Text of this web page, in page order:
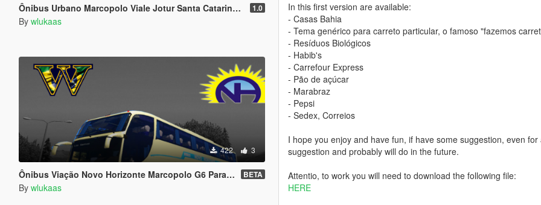
Ônibus Urbano Marcopolo Viale Jotur Santa Catarina Brasil 1.0
By wlukaas
422 3
Ônibus Viação Novo Horizonte Marcopolo G6 Paradiso Turismo Executivo Brasil - Brazilian Tour Bus BETA
By wlukaas
In this first version are available:
- Casas Bahia
- Tema genérico para carreto particular, o famoso "fazemos
- Resíduos Biológicos
- Habib's
- Carrefour Express
- Pão de açúcar
- Marabraz
- Pepsi
- Sedex, Correios
I hope you enjoy and have fun, if have some suggestion, even
suggestion and probably will do in the future.
Attentio, to work you will need to download the following file:
HERE